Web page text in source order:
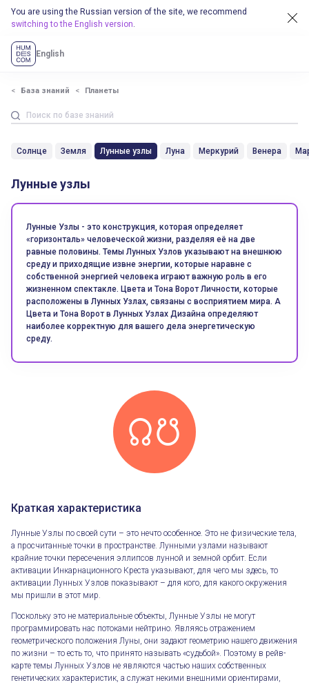
You are using the Russian version of the site, we recommend
switching to the English version.
English
База знаний Планеты
Солнце Земля Лунные узлы Луна Меркурий Венера
Лунные узлы
Лунные Узлы - это конструкция, которая определяет
«горизонталь» человеческой жизни, разделяя её на две
равные половины. Темы Лунных Узлов указывают на внешнюю
среду и приходящие извне энергии, которые наравне с
собственной энергией человека играют важную роль в его
жизненном спектакле. Цвета и Тона Ворот Личности, которые
расположены в Лунных Узлах, связаны с восприятием мира. А
Цвета и Тона Ворот в Лунных Узлах Дизайна определяют
наиболее корректную для вашего дела энергетическую
среду.
Краткая характеристика
Лунные Узлы по своей сути – это нечто особенное. Это не физические тела,
а просчитанные точки в пространстве. Лунными узлами называют
крайние точки пересечения эллипсов лунной и земной орбит. Если
активации Инкарнационного Креста указывают, для чего мы здесь, то
активации Лунных Узлов показывают – для кого, для какого окружения
мы пришли в этот мир.
Поскольку это не материальные объекты, Лунные Узлы не могут
программировать нас потоками нейтрино. Являясь отражением
геометрического положения Луны, они задают геометрию нашего движения
по жизни – то есть то, что принято называть «судьбой». Поэтому в рейв-
карте темы Лунных Узлов не являются частью наших собственных
генетических характеристик, а служат некими внешними ориентирами,